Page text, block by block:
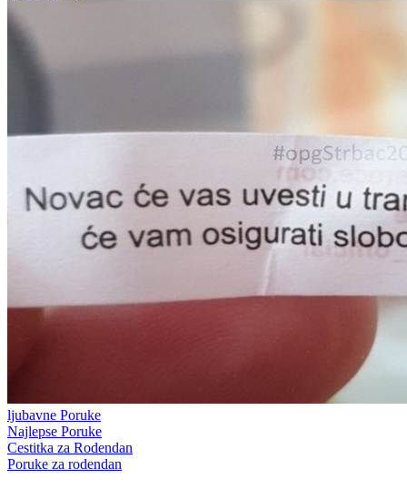
ljubavne Poruke
Najlepse Poruke
Cestitka za Rodendan
Poruke za rodendan